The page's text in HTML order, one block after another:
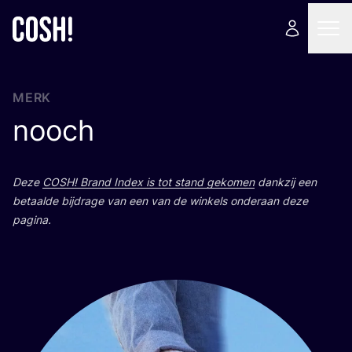
MERK
nooch
Deze COSH! Brand Index is tot stand geko­mendank­zij een
betaal­de bij­dra­ge van een van de win­kels onder­aan deze
pagina.